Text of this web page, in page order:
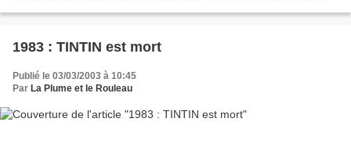
1983 : TINTIN est mort
Publié le 03/03/2003 à 10:45
Par La Plume et le Rouleau